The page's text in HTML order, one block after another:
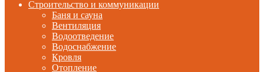
Строительство и коммуникации
Баня и сауна
Вентиляция
Водоотведение
Водоснабжение
Кровля
Отопление